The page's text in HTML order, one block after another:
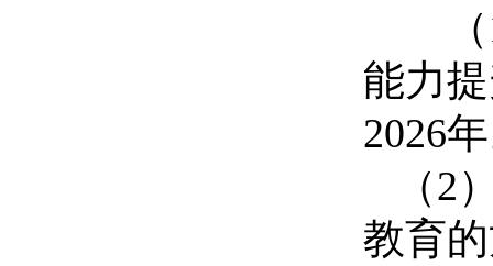
（
能力
2026
（2
教育